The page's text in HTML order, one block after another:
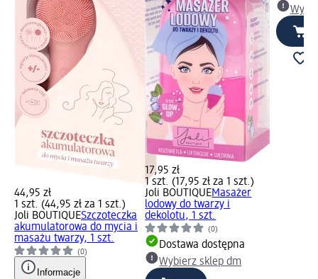
44,95 zł
1 szt. (44,95 zł za 1 szt.)
Joli BOUTIQUESzczoteczka
akumulatorowa do mycia i
masażu twarzy, 1 szt.
(0)
Informacje
17,95 zł
1 szt. (17,95 zł za 1 szt.)
Joli BOUTIQUEMasażer
lodowy do twarzy i
dekolotu, 1 szt.
(0)
Dostawa dostępna
Wybierz sklep dm